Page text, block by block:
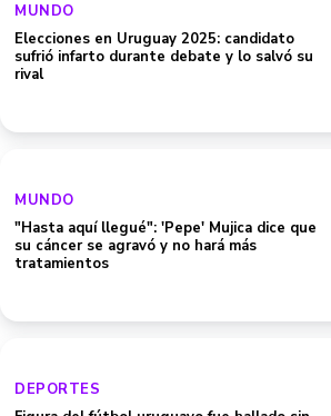
MUNDO
Elecciones en Uruguay 2025: candidato
sufrió infarto durante debate y lo salvó su
rival
MUNDO
"Hasta aquí llegué": 'Pepe' Mujica dice que
su cáncer se agravó y no hará más
tratamientos
DEPORTES